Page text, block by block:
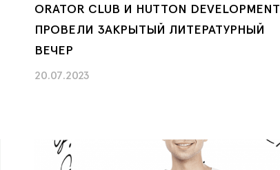
ORATOR CLUB И HUTTON DEVELOPMENT
ПРОВЕЛИ ЗАКРЫТЫЙ ЛИТЕРАТУРНЫЙ
ВЕЧЕР
20.07.2023